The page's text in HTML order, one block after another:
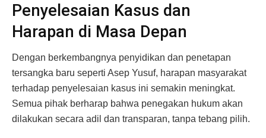
Penyelesaian Kasus dan
Harapan di Masa Depan
Dengan berkembangnya penyidikan dan penetapan
tersangka baru seperti Asep Yusuf, harapan masyarakat
terhadap penyelesaian kasus ini semakin meningkat.
Semua pihak berharap bahwa penegakan hukum akan
dilakukan secara adil dan transparan, tanpa tebang pilih.